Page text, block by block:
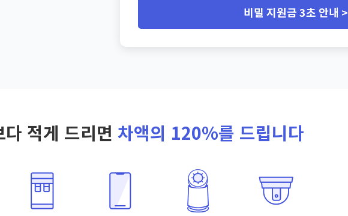
비밀 지원금 3초 안내 >
다 적게 드리면 차액의 120%를 드립니다